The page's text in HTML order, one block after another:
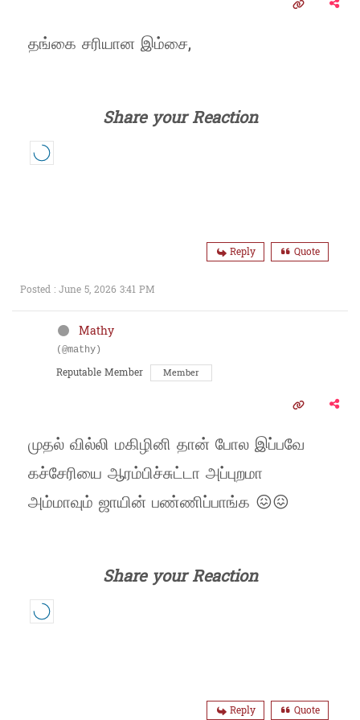
தங்கை சரியான இம்சை,
Share your Reaction
Reply Quote
Posted : June 5, 2026 3:41 PM
Mathy
(@mathy)
Reputable Member Member
முதல் வில்லி மகிழினி தான் போல இப்பவே
கச்சேரியை ஆரம்பிச்சுட்டா அப்புறமா
அம்மாவும் ஜாயின் பண்ணிப்பாங்க 😖😖
Share your Reaction
Reply Quote